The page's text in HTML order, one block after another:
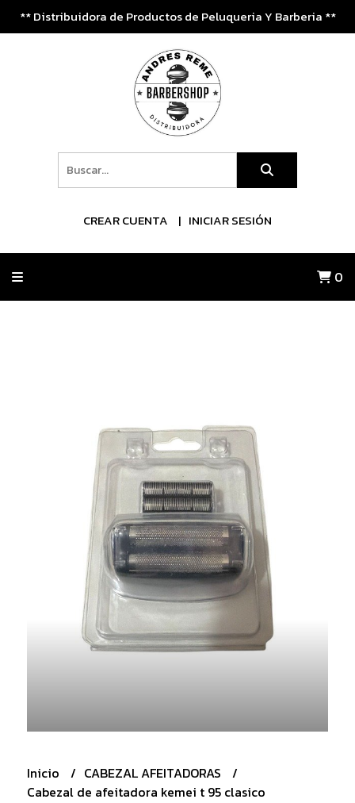
** Distribuidora de Productos de Peluqueria Y Barberia **
CREAR CUENTA INICIAR SESIÓN
0
Inicio
CABEZAL AFEITADORAS
Cabezal de afeitadora kemei t 95 clasico